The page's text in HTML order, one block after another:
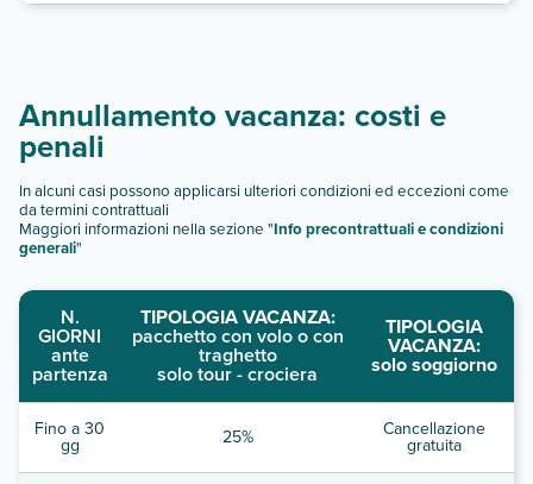
Annullamento vacanza: costi e
penali
In alcuni casi possono applicarsi ulteriori condizioni ed eccezioni come
da termini contrattuali
Maggiori informazioni nella sezione "Info precontrattuali e condizioni
generali"
N.
GIORNI
ante
partenza
TIPOLOGIA VACANZA:
pacchetto con volo o con
traghetto
solo tour - crociera
TIPOLOGIA
VACANZA:
solo soggiorno
Fino a 30
gg 25% Cancellazione
gratuita